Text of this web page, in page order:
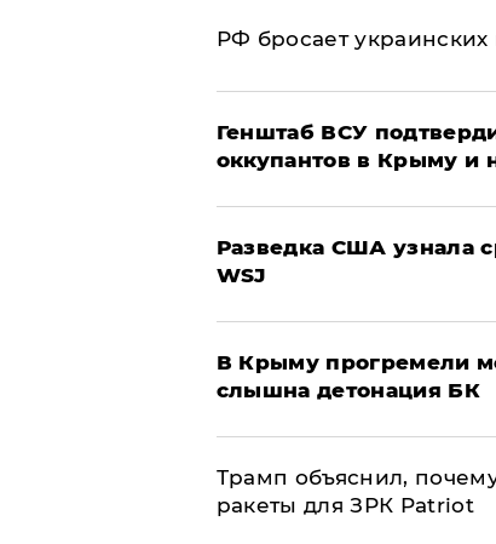
РФ бросает
Генштаб ВСУ
оккупантов в Крыму и
Разведка США узнала
WSJ
В Крыму прогремели
слышна детонация БК
Трамп объяснил,
ракеты для ЗРК Patriot